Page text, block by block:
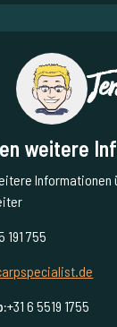
weitere
Informationen
191 755
+31 6 5519 1755